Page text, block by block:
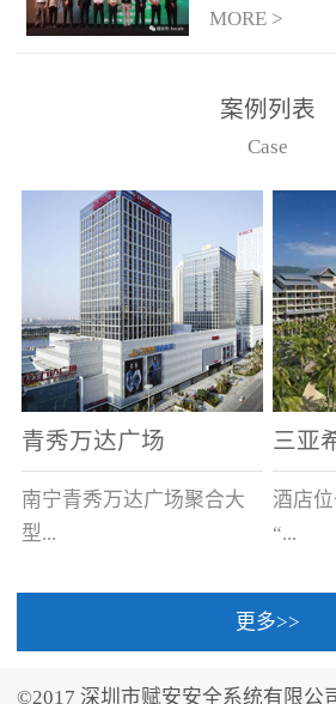
联，一台监控主机最多可
从监控主机上获取，最多
只能接6台，超过的需从现
MORE >
案例列表
Case
青秀万达广场
南宁青秀万达广场聚合大
型...
三亚
酒店
“...
中国
更多>>
©2017 深圳市赋安安全系统有限公